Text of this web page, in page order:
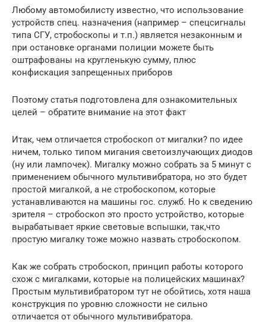
Любому автомобилисту известно, что использование
устройств спец. назначения (например – спецсигналы
типа СГУ, стробоскопы и т.п.) является незаконным и
при остановке органами полиции можете быть
оштрафованы на кругленькую сумму, плюс
конфискация запрещенных приборов
Поэтому статья подготовлена для ознакомительных
целей – обратите внимание на этот факт
Итак, чем отличается стробоскоп от мигалки? по идее
ничем, только типом мигания светоизлучающих диодов
(ну или лампочек). Мигалку можно собрать за 5 минут с
применением обычного мультивибратора, но это будет
простой мигалкой, а не стробоскопом, которые
устанавливаются на машины гос. служб. Но к сведению
зрителя – стробоскоп это просто устройство, которые
вырабатывает яркие световые вспышки, так,что
простую мигалку тоже можно назвать стробоскопом.
Как же собрать стробоскоп, принцип работы которого
схож с мигалками, которые на полицейских машинах?
Простым мультивибратором тут не обойтись, хотя наша
конструкция по уровню сложности не сильно
отличается от обычного мультивибратора.